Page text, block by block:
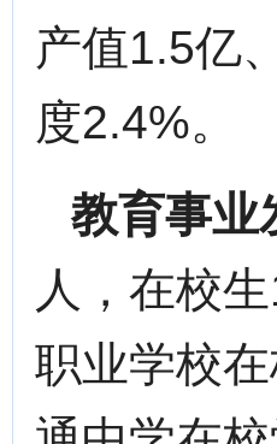
产值1.5亿
度2.4%。
教育事业
人，在校
职业学校